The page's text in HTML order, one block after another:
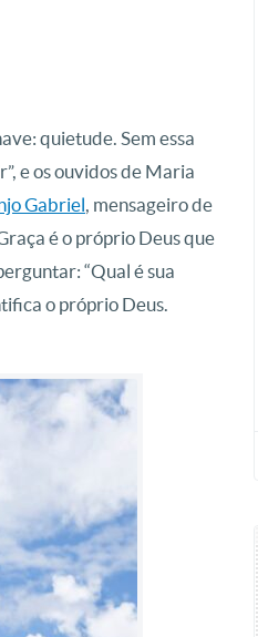
quietude. Sem essa
e os ouvidos de Maria
Gabriel, mensageiro de
é o próprio Deus que
“Qual é sua
o próprio Deus.